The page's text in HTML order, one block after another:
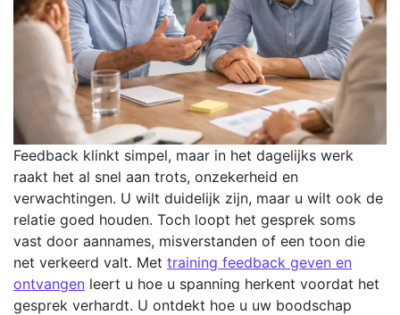
Feedback klinkt simpel, maar in het dagelijks werk
raakt het al snel aan trots, onzekerheid en
verwachtingen. U wilt duidelijk zijn, maar u wilt ook de
relatie goed houden. Toch loopt het gesprek soms
vast door aannames, misverstanden of een toon die
net verkeerd valt. Met training feedback geven en
ontvangen leert u hoe u spanning herkent voordat het
gesprek verhardt. U ontdekt hoe u uw boodschap